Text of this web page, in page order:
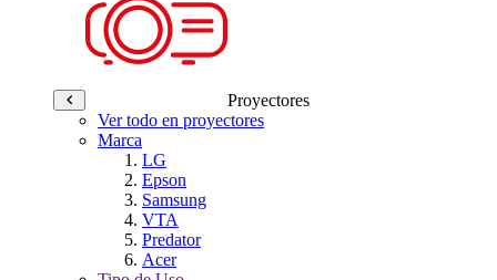
Proyectores
Ver todo en proyectores
Marca
LG
Epson
Samsung
VTA
Predator
Acer